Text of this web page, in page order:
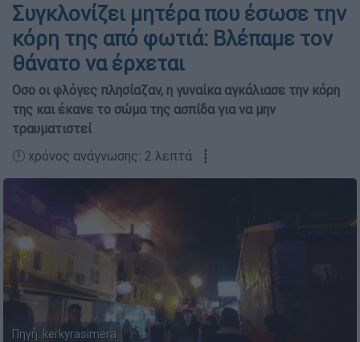
Συγκλονίζει μητέρα που έσωσε την
κόρη της από φωτιά: Βλέπαμε τον
θάνατο να έρχεται
Οσο οι φλόγες πλησίαζαν, η γυναίκα αγκάλιασε την κόρη
της και έκανε το σώμα της ασπίδα για να μην
τραυματιστεί
🕛 χρόνος ανάγνωσης: 2 λεπτά ┋
Πηγή: kerkyrasimera